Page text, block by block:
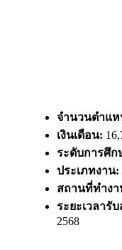
จำนวนตำแห
เงินเดือน:
ระดับการศึก
ประเภทงาน:
สถานที่ทำงา
ระยะเวลารั
2568